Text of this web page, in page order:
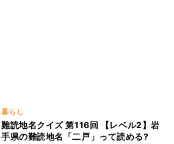
暮らし
難読地名クイズ 第116回 【レベル2】岩
手県の難読地名「二戸」って読める?